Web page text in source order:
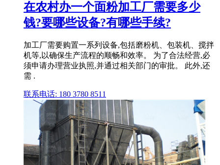
在农村办一个面粉加工厂需要多少
钱?要哪些设备?有哪些手续?
加工厂需要购置一系列设备,包括磨粉机、包装机、搅拌
机等,以确保生产流程的顺畅和效率。 为了合法经营,必
须申请办理营业执照,并通过相关部门的审批。 此外,还
需 .
联系电话: 180 3780 8511